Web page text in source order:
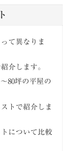
て異なりま
介します。
80坪の平屋の
トで紹介しま
について比較